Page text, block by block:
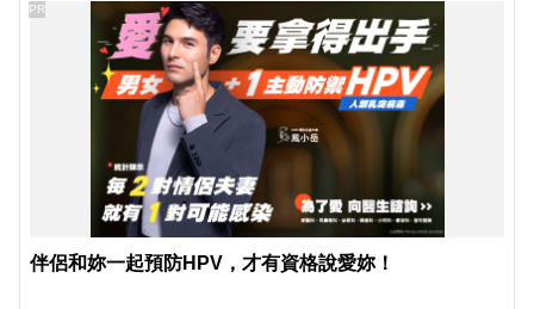
伴侶和妳一起預防HPV，才有資格說愛妳！
PR